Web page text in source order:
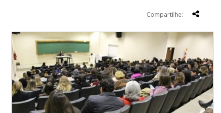
Compartilhe: